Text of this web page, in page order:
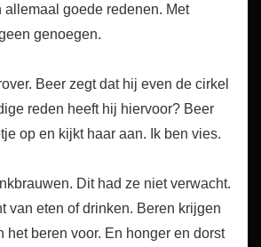
goede redenen. Met
genoegen.
Beer zegt dat hij even de cirkel
reden heeft hij hiervoor? Beer
op en kijkt haar aan. Ik ben vies.
Dit had ze niet verwacht.
van eten of drinken. Beren krijgen
het beren voor. En honger en dorst